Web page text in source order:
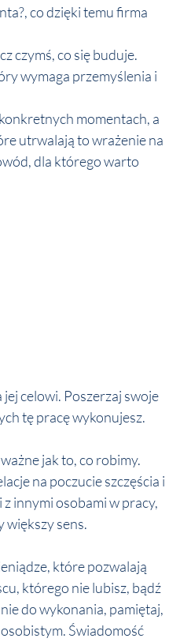
co dzięki temu firma
czymś, co się buduje.
wymaga przemyślenia i
momentach, a
utrwalają to wrażenie na
dla którego warto
celowi. Poszerzaj swoje
tę pracę wykonujesz.
jak to, co robimy.
na poczucie szczęścia i
innymi osobami w pracy,
większy sens.
które pozwalają
którego nie lubisz, bądź
do wykonania, pamiętaj,
Świadomość